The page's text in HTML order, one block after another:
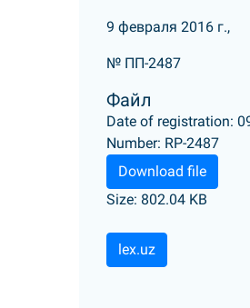
9 февраля 2016 г.,
№ ПП-2487
Файл
Date of registration:
Number: RP-2487
Download file
Size: 802.04 KB
lex.uz